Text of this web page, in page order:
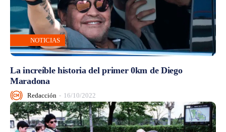
NOTICIAS
La increíble historia del primer 0km de Diego
Maradona
Redacción - 16/10/2022